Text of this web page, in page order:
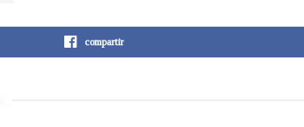
compartir